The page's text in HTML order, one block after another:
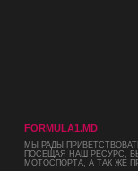
FORMULA1.MD
МЫ РАДЫ
ПОСЕЩАЯ НАШ РЕСУРС,
МОТОСПОРТА, А ТАК ЖЕ